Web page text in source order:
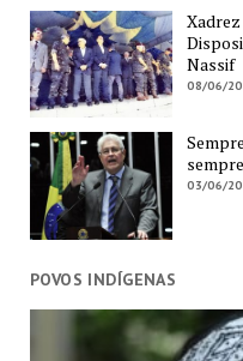
Nassif
08/06/
sempre
03/06/
POVOS INDÍGENAS